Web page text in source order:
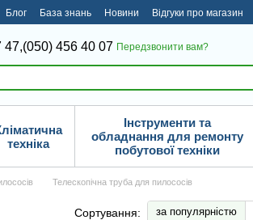
Блог База знань Новини Відгуки про магазин
47,(050) 456 40 07 Передзвонити вам?
техніка
Інструменти та
обладнання для ремонту
побутової техніки
Телескопічна труба для пилососів
Сортування: за популярністю